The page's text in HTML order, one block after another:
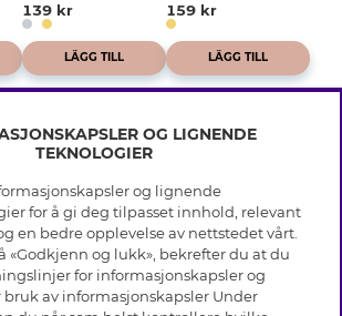
139 kr
LÄGG TILL
159 kr
LÄGG TILL
INFO
Vilkår
Personvern
Cookies
OM GLITTER
Black Friday
OG LIGNENDE
TEKNOLOGIER
og lignende
for å gi deg tilpasset innhold, relevant
en bedre opplevelse av nettstedet vårt.
«Godkjenn og lukk», bekrefter du at du
for informasjonskapsler og
av informasjonskapsler Under